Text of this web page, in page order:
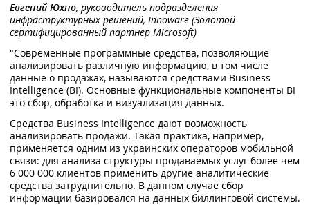
Евгений Юхно, руководитель подразделения
инфраструктурных решений, Innoware (Золотой
сертифицированный партнер Microsoft)
"Современные программные средства, позволяющие
анализировать различную информацию, в том числе
данные о продажах, называются средствами Business
Intelligence (BI). Основные функциональные компоненты BI
это сбор, обработка и визуализация данных.
Средства Business Intelligence дают возможность
анализировать продажи. Такая практика, например,
применяется одним из украинских операторов мобильной
связи: для анализа структуры продаваемых услуг более чем
6 000 000 клиентов применить другие аналитические
средства затруднительно. В данном случае сбор
информации базировался на данных биллинговой системы.